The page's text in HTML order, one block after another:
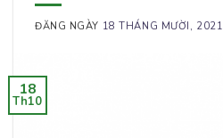
ĐĂNG NGÀY 18 THÁNG MƯỜI, 2021
18
Th10